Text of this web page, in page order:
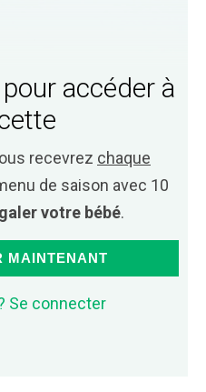
accéder à
recevrez chaque
de saison avec 10
votre bébé.
MAINTENANT
Se connecter